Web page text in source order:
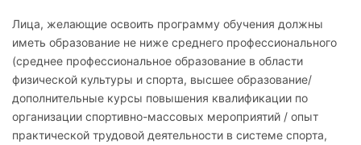
Лица, желающие освоить программу обучения должны
иметь образование не ниже среднего профессионального
(среднее профессиональное образование в области
физической культуры и спорта, высшее образование/
дополнительные курсы повышения квалификации по
организации спортивно-массовых мероприятий / опыт
практической трудовой деятельности в системе спорта,